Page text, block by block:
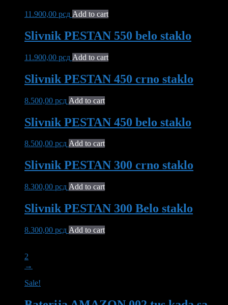
11.900,00 рсд Add to cart
Slivnik PESTAN 550 belo staklo
11.900,00 рсд Add to cart
Slivnik PESTAN 450 crno staklo
8.500,00 рсд Add to cart
Slivnik PESTAN 450 belo staklo
8.500,00 рсд Add to cart
Slivnik PESTAN 300 crno staklo
8.300,00 рсд Add to cart
Slivnik PESTAN 300 Belo staklo
8.300,00 рсд Add to cart
2
→
Sale!